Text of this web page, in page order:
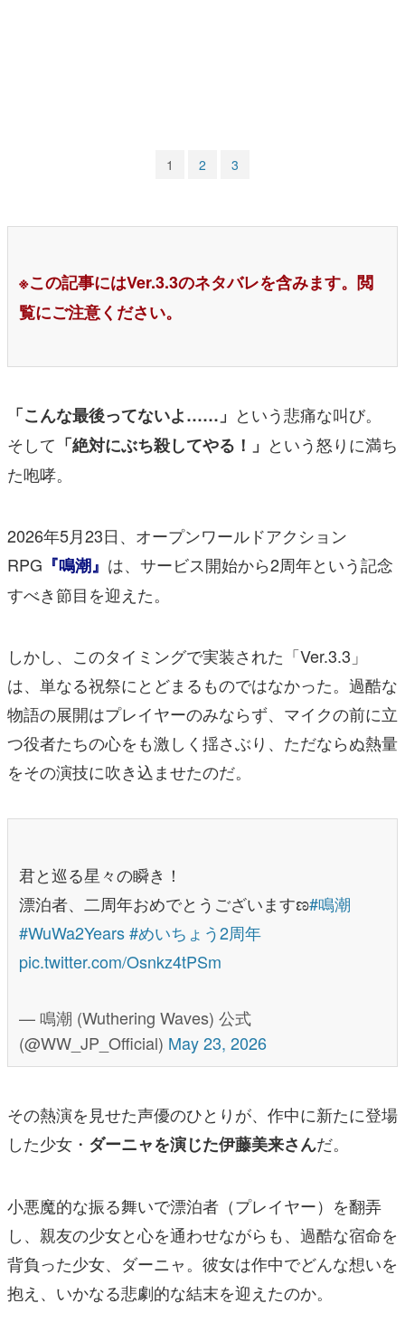
1 2 3
※この記事にはVer.3.3のネタバレを含みます。閲
覧にご注意ください。
「こんな最後ってないよ……」 という悲痛な叫び。
そして 「絶対にぶち殺してやる！」 という怒りに満ち
た咆哮。
2026年5月23日、オープンワールドアクション
RPG 『鳴潮』 は、サービス開始から2周年という記念
すべき節目を迎えた。
しかし、このタイミングで実装された「Ver.3.3」
は、単なる祝祭にとどまるものではなかった。過酷な
物語の展開はプレイヤーのみならず、マイクの前に立
つ役者たちの心をも激しく揺さぶり、ただならぬ熱量
をその演技に吹き込ませたのだ。
君と巡る星々の瞬き！
漂泊者、二周年おめでとうございますಣ#鳴潮
#WuWa2Years#めいちょう2周年
pic.twitter.com/Osnkz4tPSm
— 鳴潮 (Wuthering Waves) 公式
(@WW_JP_Official) May 23, 2026
その熱演を見せた声優のひとりが、作中に新たに登場
した少女・ ダーニャを演じた伊藤美来さんだ。
小悪魔的な振る舞いで漂泊者（プレイヤー）を翻弄
し、親友の少女と心を通わせながらも、過酷な宿命を
背負った少女、ダーニャ。彼女は作中でどんな想いを
抱え、いかなる悲劇的な結末を迎えたのか。